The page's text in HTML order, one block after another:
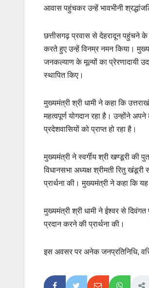
आवास पहुंचकर उन्हें भावभीनी
छत्तीसगढ़ प्रवास से देहरादून पहुंचने के
करते हुए उन्हें विनम्र नमन किया।
जनकल्याण के मूल्यों का प्रेरणादायी
स्थापित किए।
मुख्यमंत्री श्री धामी ने कहा कि
महत्वपूर्ण योगदान रहा है। उन्होंने
प्रदेशवासियों को प्राप्त हो रहा है।
मुख्यमंत्री ने स्वर्गीय श्री खण्डूरी की
विधानसभा अध्यक्ष श्रीमती रितु
प्रार्थना की। मुख्यमंत्री ने कहा कि
मुख्यमंत्री श्री धामी ने ईश्वर से
प्रदान करने की प्रार्थना की।
इस अवसर पर अनेक जनप्रतिनिधि,